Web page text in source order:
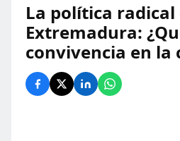
La política
Extremadura:
convivencia en la